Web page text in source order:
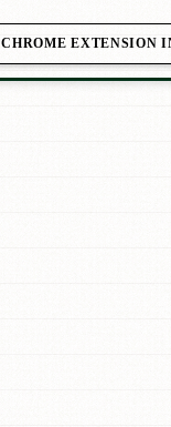
CHROME EXTENSION